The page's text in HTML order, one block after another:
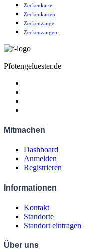
Zeckenkarte
Zeckenkarten
Zeckenzange
Zeckenzangen
Pfotengeluester.de
Mitmachen
Dashboard
Anmelden
Registrieren
Informationen
Kontakt
Standorte
Standort eintragen
Über uns